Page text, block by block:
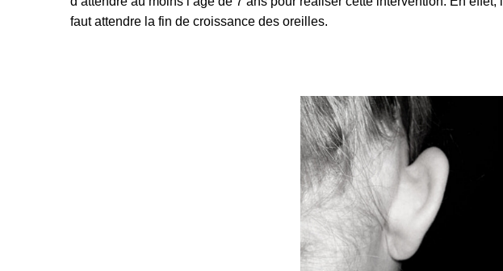
faut attendre la fin de croissance des oreilles.